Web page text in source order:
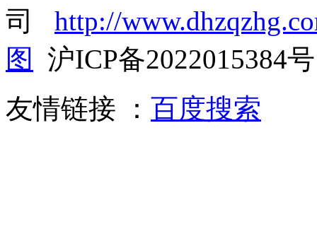
司 http://
图
沪ICP备2022015384号
友情链接 ： 百度搜索